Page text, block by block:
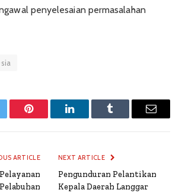
penyelesaian permasalahan
Pinterest LinkedInTumblr Email
ARTICLE NEXT ARTICLE
Pengunduran Pelantikan
Kepala Daerah Langgar